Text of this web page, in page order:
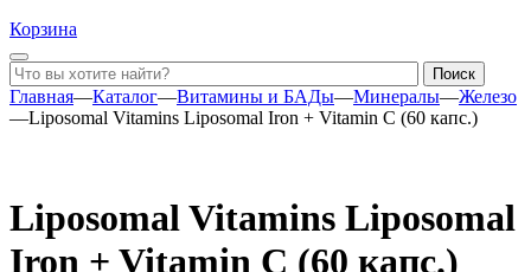
Корзина
Главная—Каталог—Витамины и БАДы—Минералы—Железо
—Liposomal Vitamins Liposomal Iron + Vitamin C (60 капс.)
Liposomal Vitamins Liposomal
Iron + Vitamin C (60 капс.)